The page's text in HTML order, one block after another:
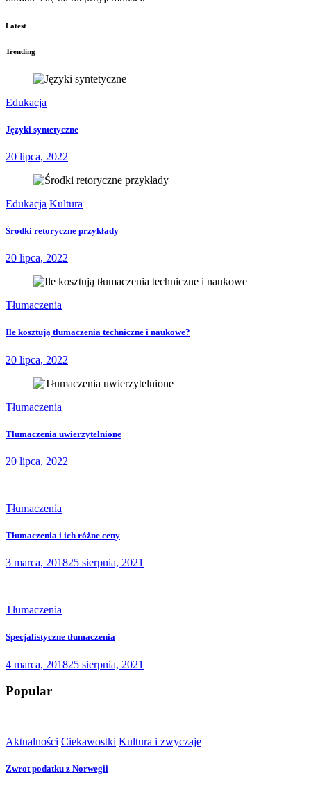
Latest
Trending
Edukacja
Języki syntetyczne
20 lipca, 2022
Edukacja Kultura
Środki retoryczne przykłady
20 lipca, 2022
Tłumaczenia
Ile kosztują tłumaczenia techniczne i naukowe?
20 lipca, 2022
Tłumaczenia
Tłumaczenia uwierzytelnione
20 lipca, 2022
Tłumaczenia
Tłumaczenia i ich różne ceny
3 marca, 201825 sierpnia, 2021
Tłumaczenia
Specjalistyczne tłumaczenia
4 marca, 201825 sierpnia, 2021
Popular
Aktualności Ciekawostki Kultura i zwyczaje
Zwrot podatku z Norwegii